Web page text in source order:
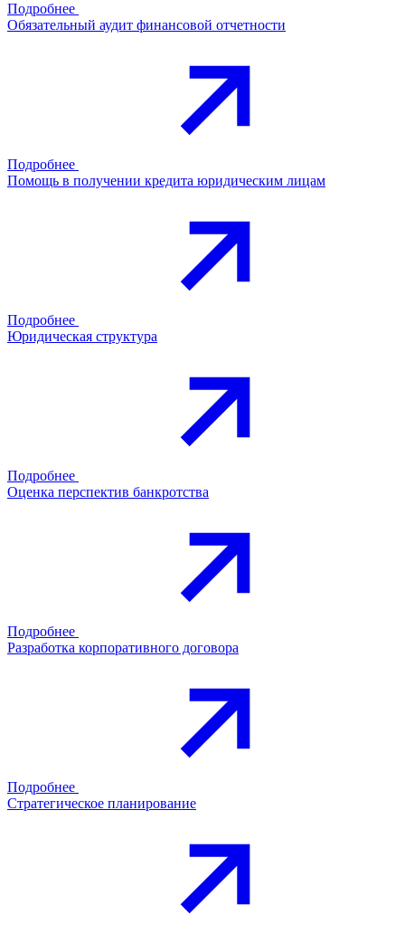
Подробнее
Обязательный аудит финансовой отчетности
Подробнее
Помощь в получении кредита юридическим лицам
Подробнее
Юридическая структура
Подробнее
Оценка перспектив банкротства
Подробнее
Разработка корпоративного договора
Подробнее
Стратегическое планирование